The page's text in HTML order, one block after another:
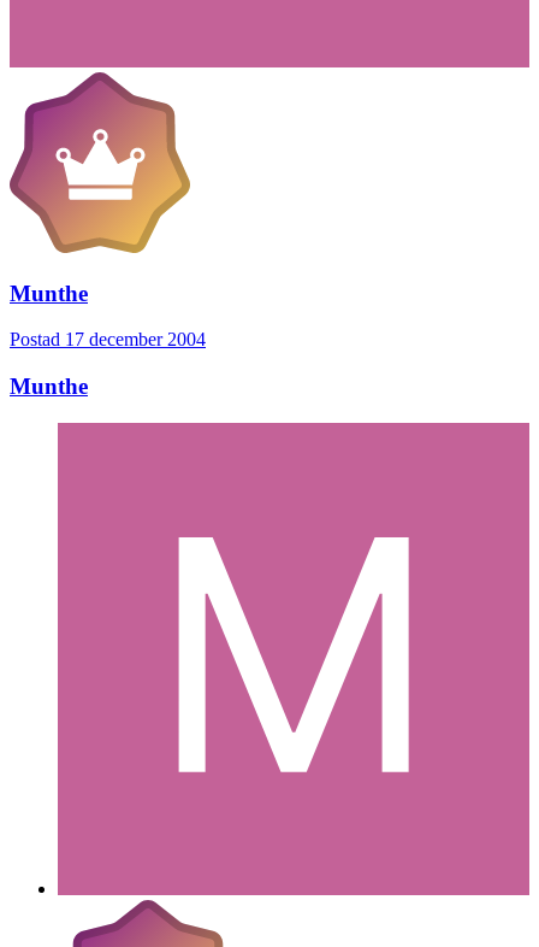
Munthe
Postad 17 december 2004
Munthe